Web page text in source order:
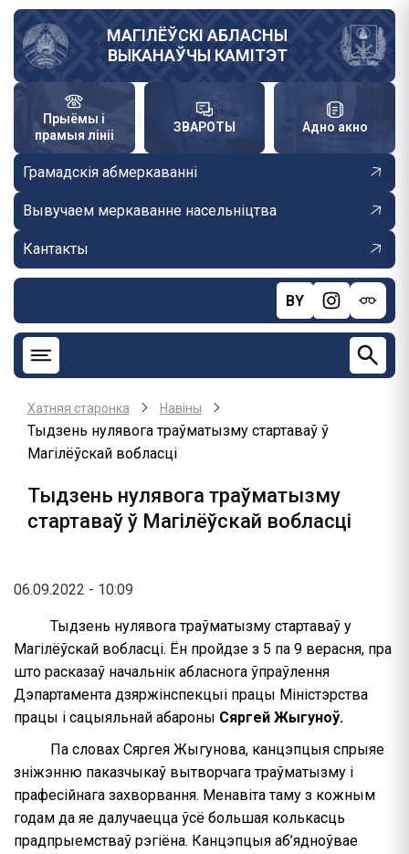
Skip
main
content
МАГІЛЁЎСКІ АБЛАСНЫ
ВЫКАНАЎЧЫ КАМІТЭТ
Прыёмы і
прамыя лініі
ЗВАРОТЫ Адно акно
Грамадскія абмеркаванні
Вывучаем меркаванне насельніцтва
Кантакты
BY
Хатняя старонка Навiны
Тыдзень нулявога траўматызму стартаваў ў
Магілёўскай вобласці
Тыдзень нулявога траўматызму
стартаваў ў Магілёўскай вобласці
06.09.2022 - 10:09
Тыдзень нулявога траўматызму стартаваў у
Магілёўскай вобласці. Ён пройдзе з 5 па 9 верасня, пра
што расказаў начальнік абласнога ўпраўлення
Дэпартамента дзяржінспекцыі працы Міністэрства
працы і сацыяльнай абароны Сяргей Жыгуноў.
Па словах Сяргея Жыгунова, канцэпцыя спрыяе
зніжэнню паказчыкаў вытворчага траўматызму і
прафесійнага захворвання. Менавіта таму з кожным
годам да яе далучаецца ўсё большая колькасць
прадпрыемстваў рэгіёна. Канцэпцыя аб’ядноўвае